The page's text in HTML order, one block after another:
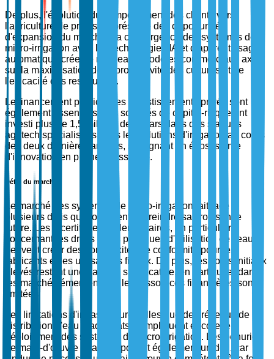
De plus, l'évolution du comportement des clients vers
l'agriculture de précision présente des opportunités
d'expansion du marché. La convergence des systèmes de
micro-irrigation avec les technologies IA et d'apprentissage
automatique crée de nouveaux modèles commerciaux axés
sur la maximisation de la productivité des cultures et de
l'efficacité des ressources.
Le financement public et les investissements privés sont
également essentiels. Les sociétés de capital-risque ont
investi plus de 1,5 milliard de dollars dans des startups
agritech spécialisées dans les solutions d'irrigation au cours
des deux dernières années, soulignant un écosystème
d'innovation en pleine croissance.
Défis du marché
Le marché des systèmes de micro-irrigation fait face à
plusieurs défis qui pourraient restreindre sa croissance
future. Les incertitudes réglementaires, en particulier
concernant les droits et les politiques d'utilisation de l'eau,
peuvent créer des complexités de conformité pour les
fabricants et les utilisateurs finaux. De plus, les coûts initiaux
élevés restent une barrière significative, en particulier dans
les marchés émergents où les ressources financières sont
limitées.
Les limitations d'infrastructure, telles que des réseaux de
distribution d'eau inadéquats, compliquent encore le
déploiement des systèmes de micro-irrigation. Les pénuries
de main-d'œuvre qualifiée posent également un défi, car